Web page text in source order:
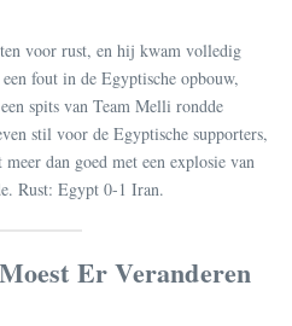
voor rust, en hij kwam volledig
fout in de Egyptische opbouw,
spits van Team Melli rondde
stil voor de Egyptische supporters,
dan goed met een explosie van
Rust: Egypt 0-1 Iran.
Er Veranderen